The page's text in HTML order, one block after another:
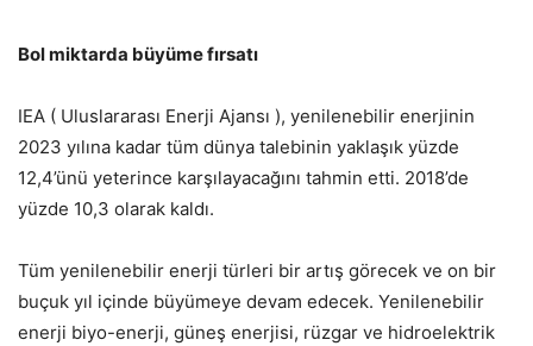
Bol miktarda büyüme fırsatı
IEA ( Uluslararası Enerji Ajansı ), yenilenebilir enerjinin
2023 yılına kadar tüm dünya talebinin yaklaşık yüzde
12,4’ünü yeterince karşılayacağını tahmin etti. 2018’de
yüzde 10,3 olarak kaldı.
Tüm yenilenebilir enerji türleri bir artış görecek ve on bir
buçuk yıl içinde büyümeye devam edecek. Yenilenebilir
enerji biyo-enerji, güneş enerjisi, rüzgar ve hidroelektrik